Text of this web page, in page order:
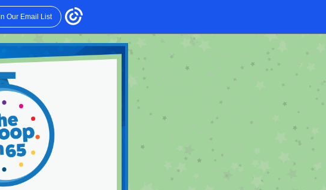
Our Email List